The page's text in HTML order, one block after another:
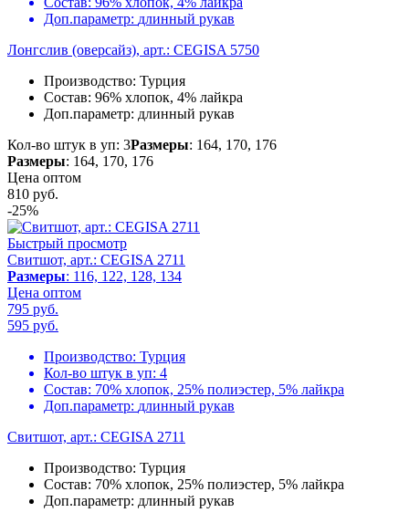
Доп.параметр: длинный рукав
Лонгслив (оверсайз), арт.: CEGISA 5750
Производство: Турция
Состав: 96% хлопок, 4% лайкра
Доп.параметр: длинный рукав
Кол-во штук в уп: 3Размеры: 164, 170, 176
Размеры: 164, 170, 176
Цена оптом
810 руб.
-25%
Быстрый просмотр
Свитшот, арт.: CEGISA 2711
Размеры: 116, 122, 128, 134
Цена оптом
795 руб.
595 руб.
Производство: Турция
Кол-во штук в уп: 4
Состав: 70% хлопок, 25% полиэстер, 5% лайкра
Доп.параметр: длинный рукав
Свитшот, арт.: CEGISA 2711
Производство: Турция
Состав: 70% хлопок, 25% полиэстер, 5% лайкра
Доп.параметр: длинный рукав